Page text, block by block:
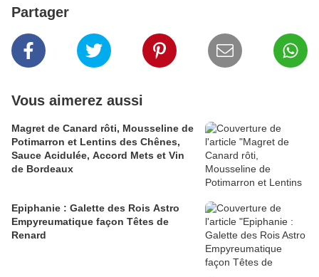
Partager
Vous aimerez aussi
Magret de Canard rôti, Mousseline de
Potimarron et Lentins des Chênes,
Sauce Acidulée, Accord Mets et Vin
de Bordeaux
Epiphanie : Galette des Rois Astro
Empyreumatique façon Têtes de
Renard